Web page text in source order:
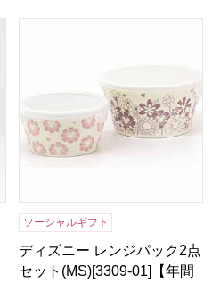
ソーシャルギフト
ディズニー レンジパック2点
セット(MS)[3309-01]【年間